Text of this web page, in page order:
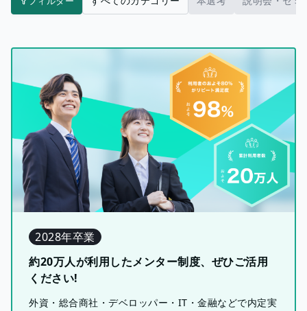
2028年卒業
約20万人が利用したメンター制度、ぜひご活用
ください!
外資・総合商社・デベロッパー・IT・金融などで内定実